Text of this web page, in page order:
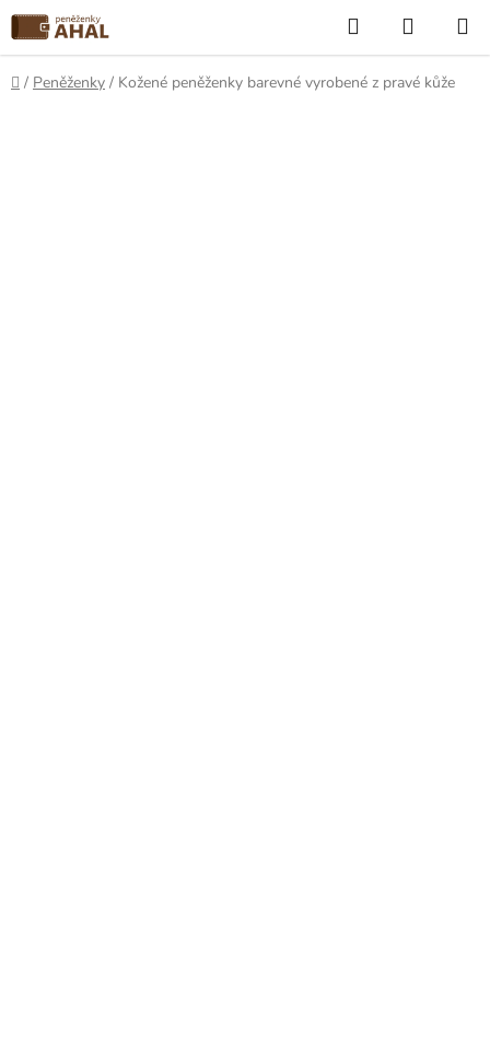
Přejít
na
obsah
Hledat
KOŠÍK
Domů
/ Peněženky / Kožené peněženky barevné vyrobené z pravé kůže